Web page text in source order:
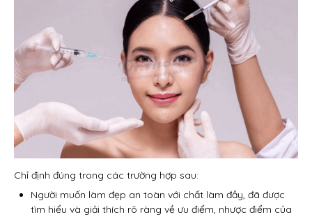
Chỉ định đúng trong các trường hợp sau:
Người muốn làm đẹp an toàn với chất làm đầy, đã được
tìm hiểu và giải thích rõ ràng về ưu điểm, nhược điểm của